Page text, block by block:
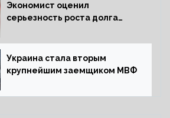
Экономист оценил
серьезность роста долга
Украина стала вторым
крупнейшим заемщиком МВФ